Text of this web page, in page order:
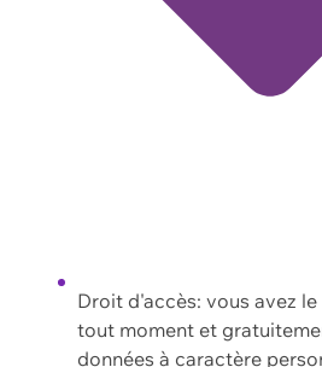
Droit d'accès: vous avez
tout moment et
données à caractère